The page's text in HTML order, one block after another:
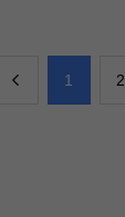
​1 ​2